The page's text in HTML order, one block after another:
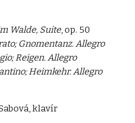
Walde, Suite, op. 50
Gnomentanz. Allegro
Reigen. Allegro
Heimkehr. Allegro
klavír